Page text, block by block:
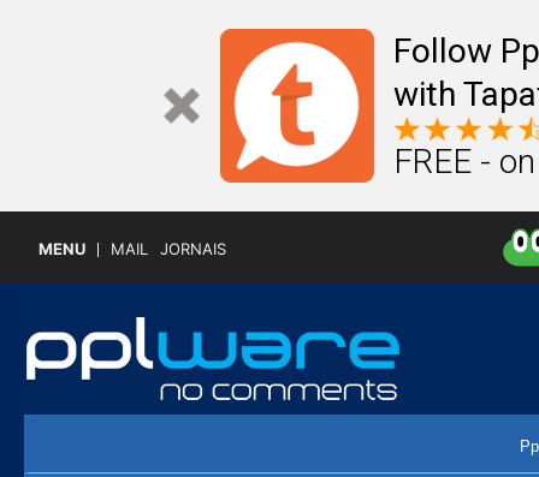
Follow
with
FREE -
MENU MAIL JORNAIS